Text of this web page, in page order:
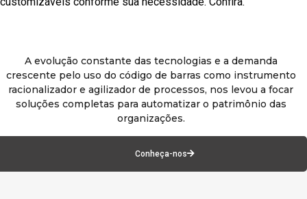
A evolução constante das tecnologias e a demanda
crescente pelo uso do código de barras como instrumento
racionalizador e agilizador de processos, nos levou a focar
soluções completas para automatizar o patrimônio das
organizações.
Conheça-nos